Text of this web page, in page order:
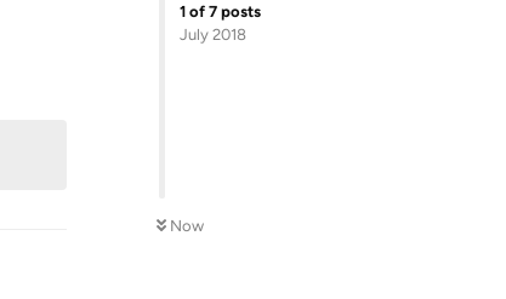
1 of 7 posts
July 2018
Now